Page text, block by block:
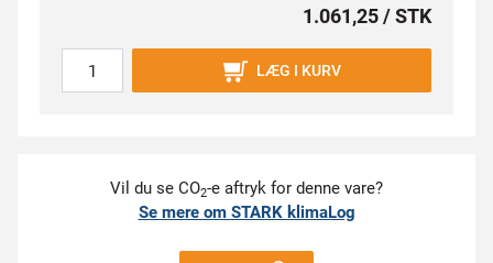
1.061,25 / STK
LÆG I KURV
Vil du se CO2-e aftryk for denne vare?
Se mere om STARK klimaLog